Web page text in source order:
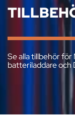
Se alla tillbehör
batteriladdare och